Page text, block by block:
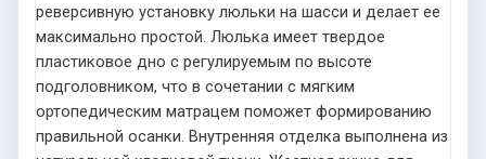
реверсивную установку люльки на шасси и делает ее
максимально простой. Люлька имеет твердое
пластиковое дно с регулируемым по высоте
подголовником, что в сочетании с мягким
ортопедическим матрацем поможет формированию
правильной осанки. Внутренняя отделка выполнена из